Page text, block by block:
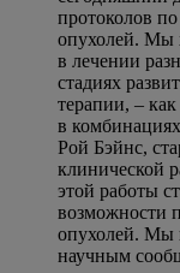
протоколов
опухолей. Мы
в лечении
стадиях
терапии, – как
в
Рой Бэйнс,
клинической
этой работы
возможности
опухолей. Мы
научным